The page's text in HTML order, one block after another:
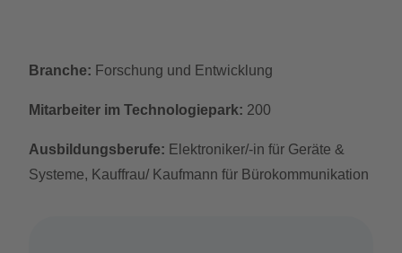
Branche: Forschung und Entwicklung
Mitarbeiter im Technologiepark: 200
Ausbildungsberufe: Elektroniker/-in für Geräte &
Systeme, Kauffrau/ Kaufmann für Bürokommunikation